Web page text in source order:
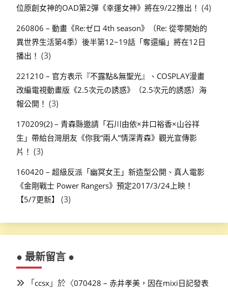
位原創女神的OAD第2彈《幸運女神》將在9/22推出！ (4)
260806 – 動畫《Re:ゼロ 4th season》（Re: 從零開始的
異世界生活第4季）後半第12~19話「奪還編」將在12日
播出！ (3)
221210 – 官方表示『不露點&無聖光』、COSPLAY漫畫
改編電視動畫版《2.5次元の誘惑》（2.5次元的誘惑）海
報公開！ (3)
170209(2) – 青森縣邀請「石川由依×井口裕香×山谷祥
生」帶給台灣朋友《你我“兩人”情深青森》觀光宣傳影
片！ (3)
160420 – 超級反派「幽冥女王」新造型公開、真人電影
《金剛戰士 Power Rangers》預定2017/3/24上映！
【5/7更新】
(3)
● 最新留言 ●
「ccsx 」於〈070428 – 赤井孝美，因在mixi日記發表